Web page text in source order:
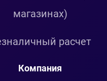
магазинах)
расчет
Компания